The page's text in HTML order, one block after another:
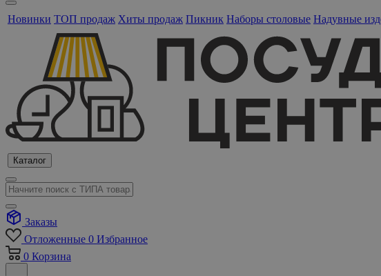
Новинки ТОП продаж Хиты продаж Пикник Наборы столовые Надувные
Каталог
Заказы
Отложенные 0 Избранное
0 Корзина